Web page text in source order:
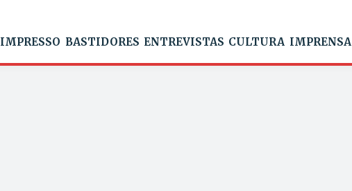
IMPRESSO BASTIDORES ENTREVISTAS CULTURA IMPRENSA